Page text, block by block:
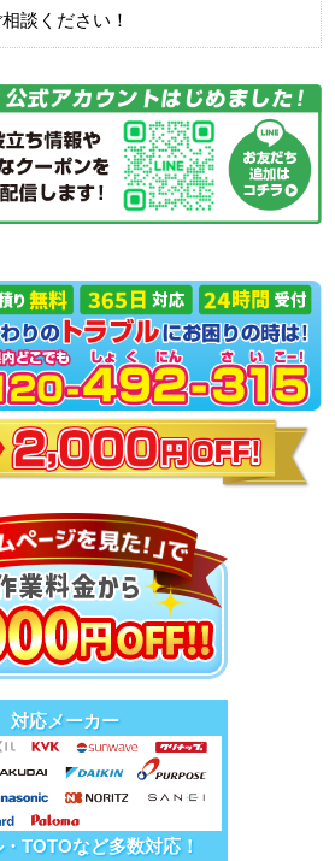
談ください！
対応メーカー
・TOTOなど多数対応！